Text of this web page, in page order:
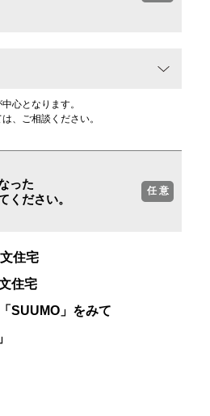
心となります。
、ご相談ください。
った
ください。
任 意
住宅
住宅
SUUMO」をみて